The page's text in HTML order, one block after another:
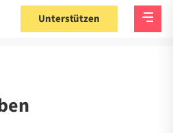
Unterstützen